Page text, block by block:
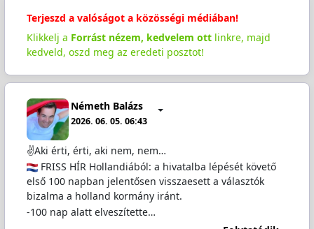
Terjeszd a valóságot a közösségi médiában!
Klikkelj a Forrást nézem, kedvelem ottlinkre, majd
kedveld, oszd meg az eredeti posztot!
Németh Balázs
2026. 06. 05. 06:43
✌️Aki érti, érti, aki nem, nem…
FRISS HÍR Hollandiából: a hivatalba lépését követő
első 100 napban jelentősen visszaesett a választók
bizalma a holland kormány iránt.
-100 nap alatt elveszítette…